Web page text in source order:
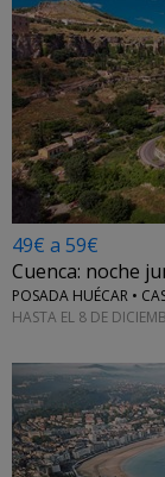
←
49€ a 59€
Cuenca: noche
POSADA HUÉCAR •
HASTA EL 8 DE